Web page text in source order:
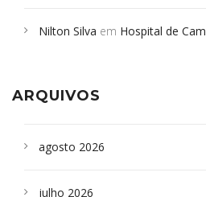
Campoformosenses que
Nilton Silva em Hospital de
ARQUIVOS
agosto 2026
julho 2026